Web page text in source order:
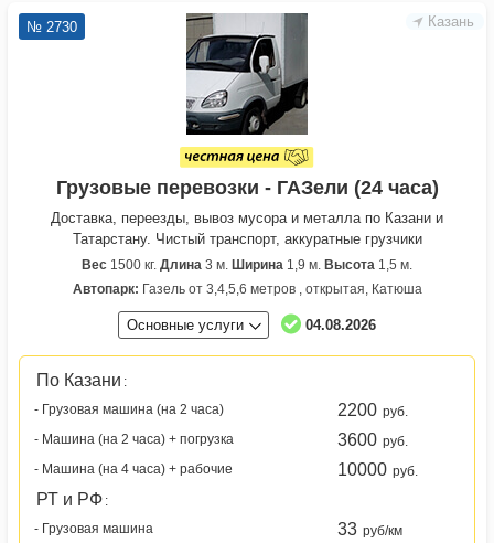
Казань
№ 2730
Грузовые перевозки - ГАЗели (24 часа)
Доставка, переезды, вывоз мусора и металла по Казани и
Татарстану. Чистый транспорт, аккуратные грузчики
Вес 1500 кг. Длина 3 м. Ширина 1,9 м. Высота 1,5 м.
Автопарк: Газель от 3,4,5,6 метров , открытая, Катюша
Основные услуги 04.08.2026
По Казани :
- Грузовая машина (на 2 часа)
2200 руб.
- Машина (на 2 часа) + погрузка
3600 руб.
- Машина (на 4 часа) + рабочие
10000 руб.
РТ и РФ :
- Грузовая машина
33 руб/км